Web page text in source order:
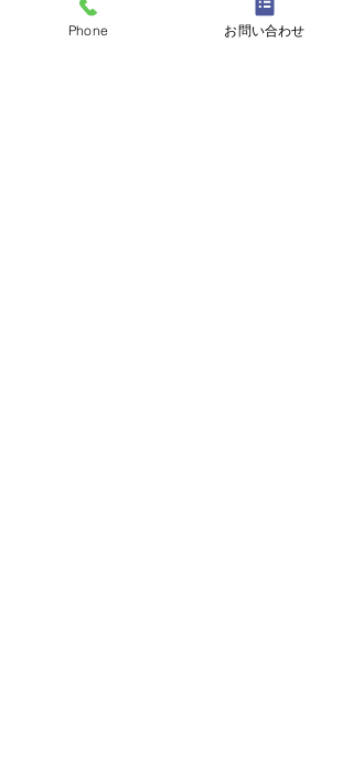
Phone お問い合わせ